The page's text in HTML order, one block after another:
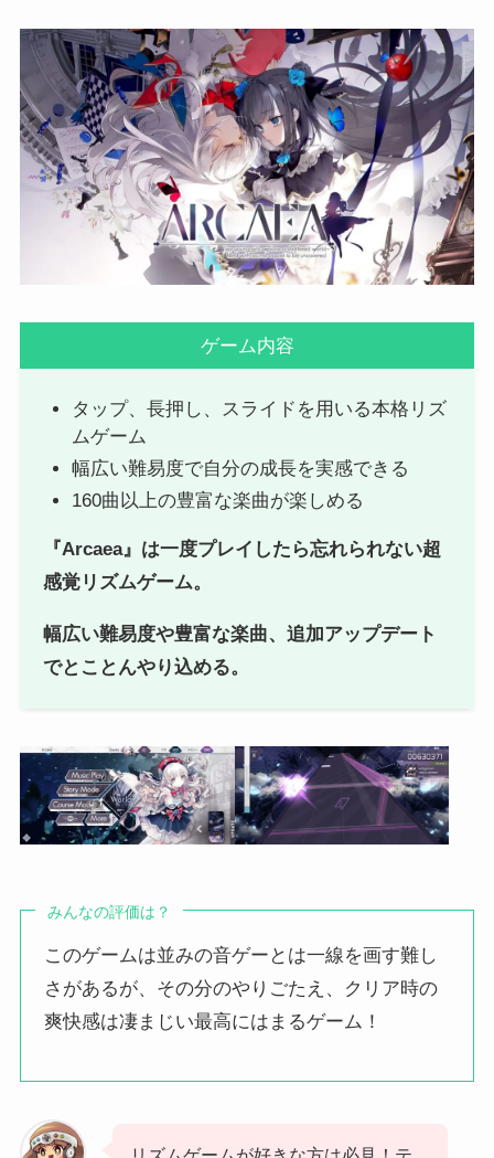
ゲーム内容
タップ、長押し、スライドを用いる本格リズ
ムゲーム
幅広い難易度で自分の成長を実感できる
160曲以上の豊富な楽曲が楽しめる
『Arcaea』は一度プレイしたら忘れられない超
感覚リズムゲーム。
幅広い難易度や豊富な楽曲、追加アップデート
でとことんやり込める。
みんなの評価は？
このゲームは並みの音ゲーとは一線を画す難し
さがあるが、その分のやりごたえ、クリア時の
爽快感は凄まじい最高にはまるゲーム！